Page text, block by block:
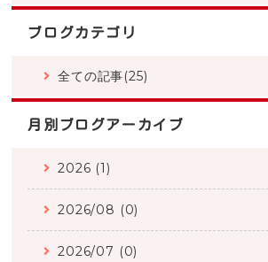
ブログカテゴリ
全ての記事(25)
月別ブログアーカイブ
2026 (1)
2026/08 (0)
2026/07 (0)